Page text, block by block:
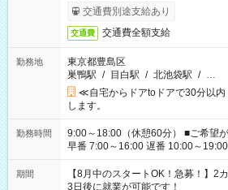
交通費別途支給あり
交通費 交通費全額支給
勤務地
東京都豊島区
巣鴨駅 / 目白駅 / 北池袋駅 / …
≪自宅からドアtoドアで30分以
します。
勤務時間
9:00～18:00（休憩60分） ■ご希望があれば下記シフトもOK！
早番 7:00～16:00 遅番 10:00～19:00 夜
と休みを合わせたい」 「余裕を持
「できれば残業はしたくない」 な
ね。 ※Wワーク希望の方へ 今ご覧のお仕事で希望する勤務時間
期間
【8月中のスタートOK！急募！】
3日後に就業が可能です！